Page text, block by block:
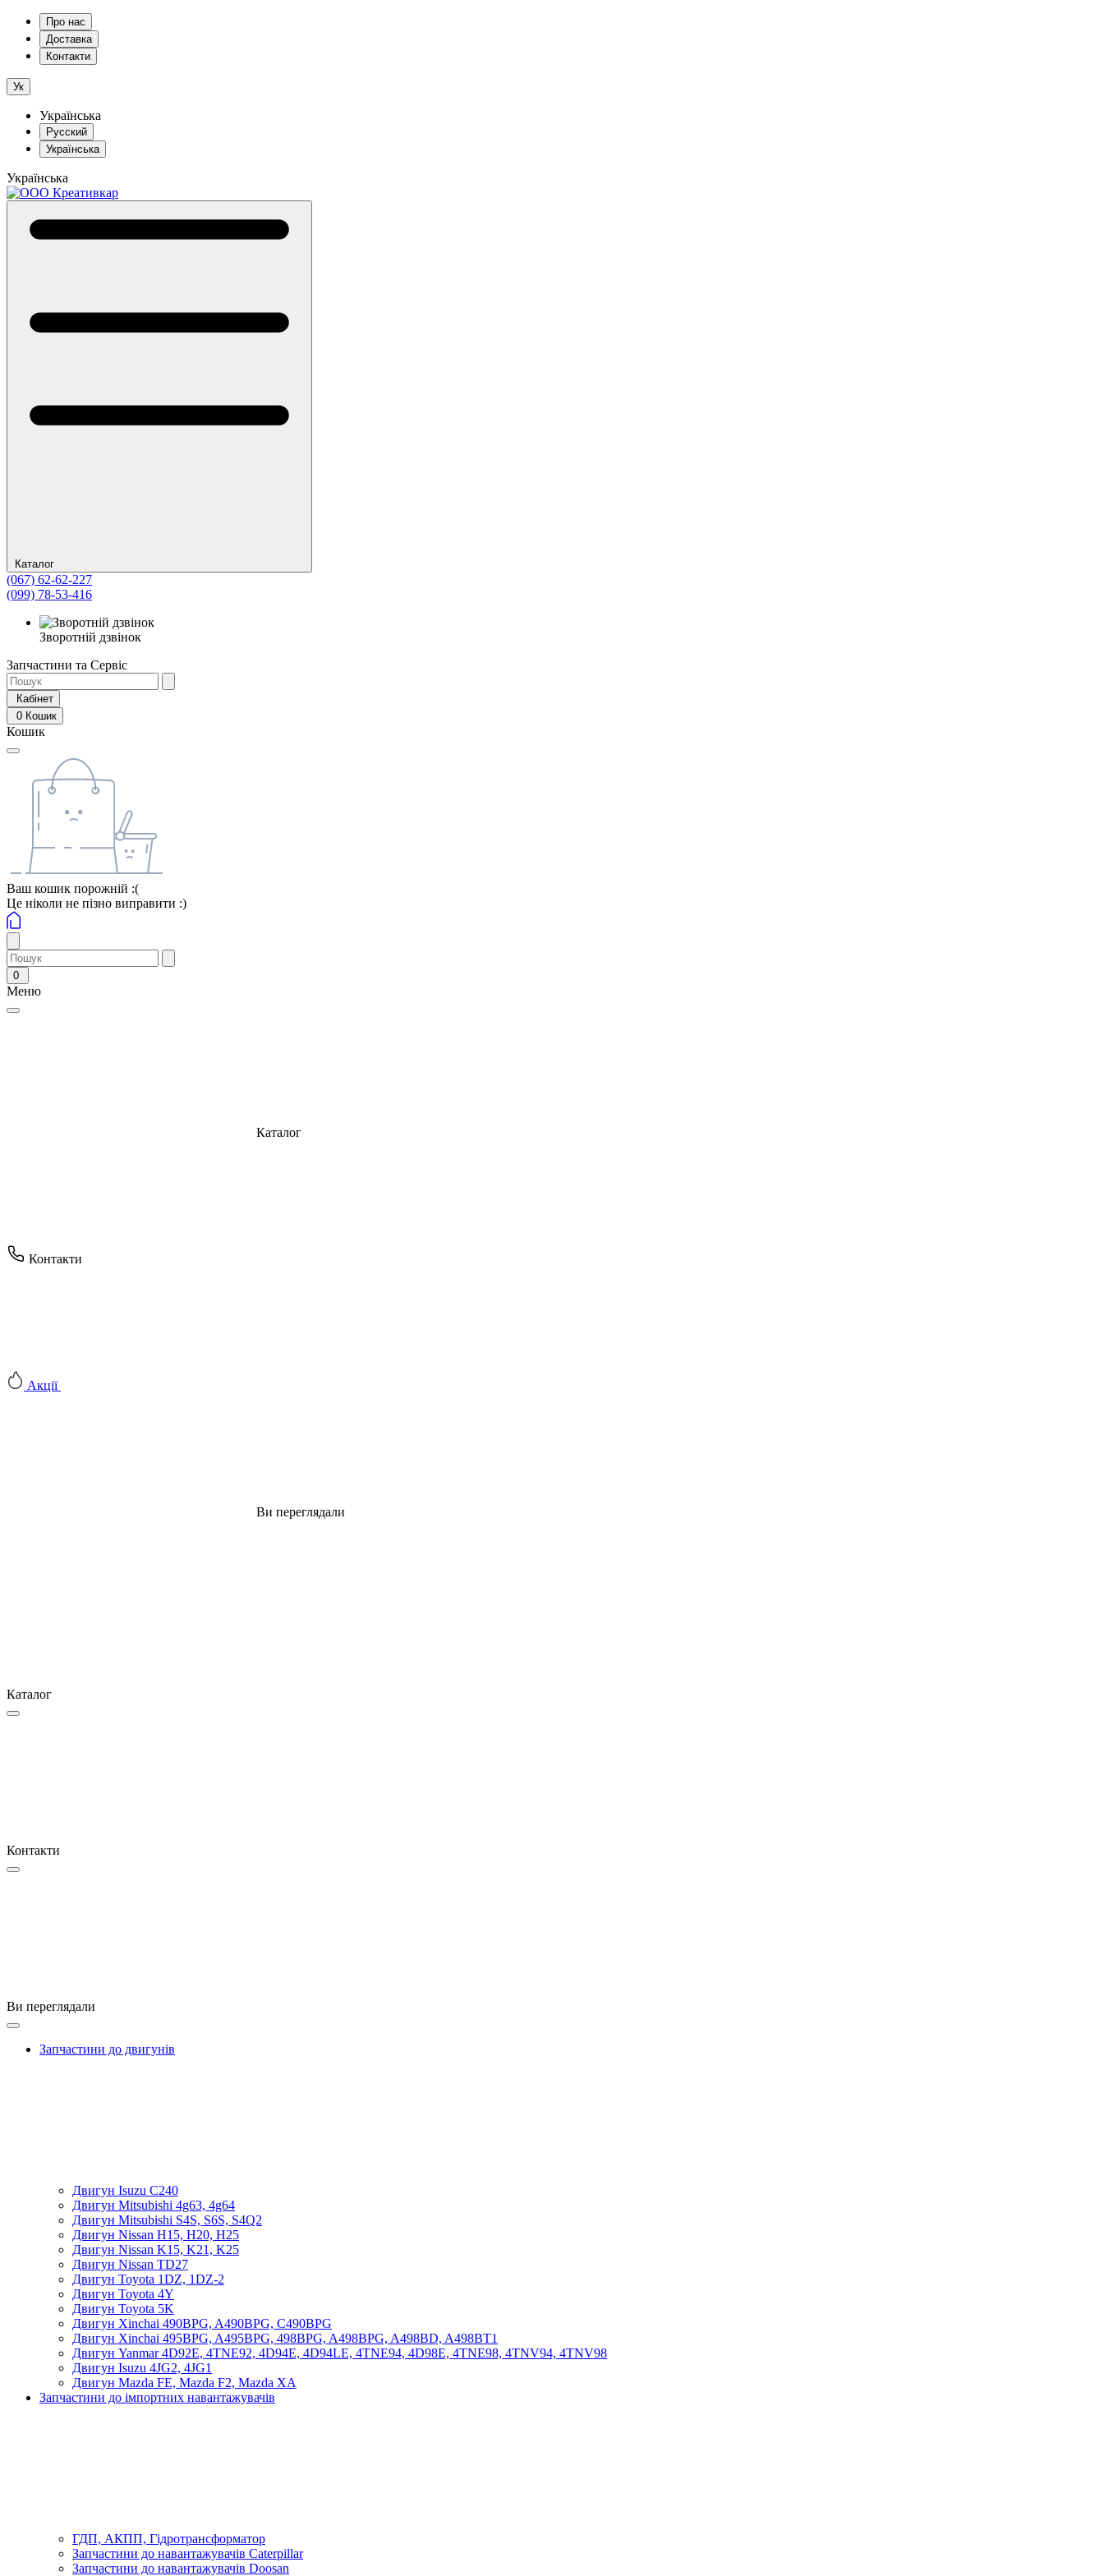
Про нас
Доставка
Контакти
Ук
Українська
Русский
Українська
Українська
Каталог
(067) 62-62-227
(099) 78-53-416
Зворотній дзвінок
Запчастини та Сервіс
Кабінет
0 Кошик
Кошик
Ваш кошик порожній :(
Це ніколи не пізно виправити :)
0
Меню
Каталог
Контакти
Акції
Ви переглядали
Каталог
Контакти
Ви переглядали
Запчастини до двигунів
Двигун Isuzu C240
Двигун Mitsubishi 4g63, 4g64
Двигун Mitsubishi S4S, S6S, S4Q2
Двигун Nissan H15, H20, H25
Двигун Nissan K15, K21, K25
Двигун Nissan TD27
Двигун Toyota 1DZ, 1DZ-2
Двигун Toyota 4Y
Двигун Toyota 5K
Двигун Xinchai 490BPG, A490BPG, C490BPG
Двигун Xinchai 495BPG, A495BPG, 498BPG, A498BPG, A498BD, A498BT1
Двигун Yanmar 4D92E, 4TNE92, 4D94E, 4D94LE, 4TNE94, 4D98E, 4TNE98, 4TNV94, 4TNV98
Двигун Isuzu 4JG2, 4JG1
Двигун Mazda FE, Mazda F2, Mazda XA
Запчастини до імпортних навантажувачів
ГДП, АКПП, Гідротрансформатор
Запчастини до навантажувачів Caterpillar
Запчастини до навантажувачів Doosan